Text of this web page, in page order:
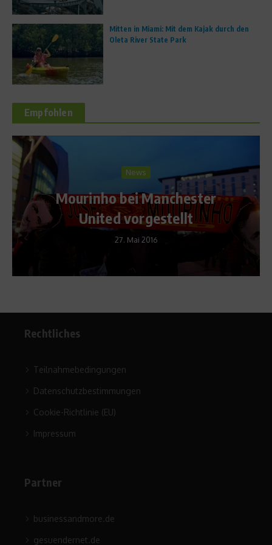
Mitten in Miami: Mit dem Kajak durch den
Oleta River State Park
Empfohlen
Mourinho bei Manchester
United vorgestellt
Rechtliches
Teilnahmebedingungen
Datenschutzbestimmungen
Cookie-Richtlinie (EU)
Impressum
Partner
businessandmore.de
gesuendernet.de